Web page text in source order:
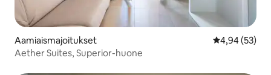
Aamiaismajoitukset
4,94 (53)
Aether Suites, Superior-huone